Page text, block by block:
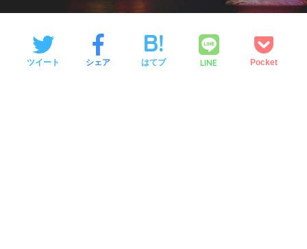
ツイート シェア はてブ LINE Pocket